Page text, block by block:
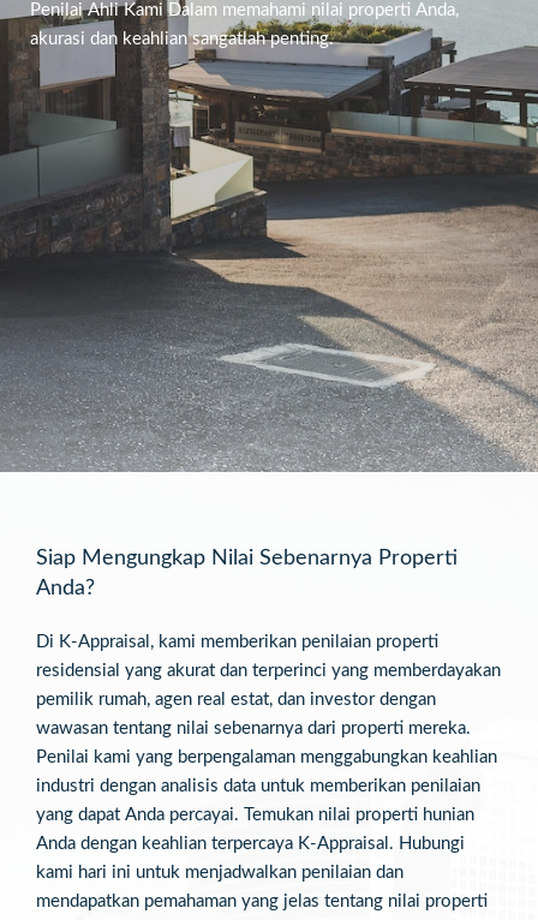
Penilai Ahli Kami Dalam memahami nilai properti Anda,
akurasi dan keahlian sangatlah penting.
Siap Mengungkap Nilai Sebenarnya Properti
Anda?
Di K-Appraisal, kami memberikan penilaian properti
residensial yang akurat dan terperinci yang memberdayakan
pemilik rumah, agen real estat, dan investor dengan
wawasan tentang nilai sebenarnya dari properti mereka.
Penilai kami yang berpengalaman menggabungkan keahlian
industri dengan analisis data untuk memberikan penilaian
yang dapat Anda percayai. Temukan nilai properti hunian
Anda dengan keahlian terpercaya K-Appraisal. Hubungi
kami hari ini untuk menjadwalkan penilaian dan
mendapatkan pemahaman yang jelas tentang nilai properti